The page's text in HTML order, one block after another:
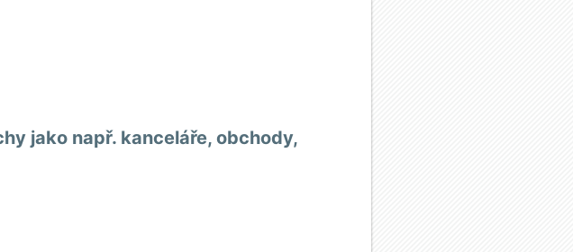
jako např. kanceláře, obchody,